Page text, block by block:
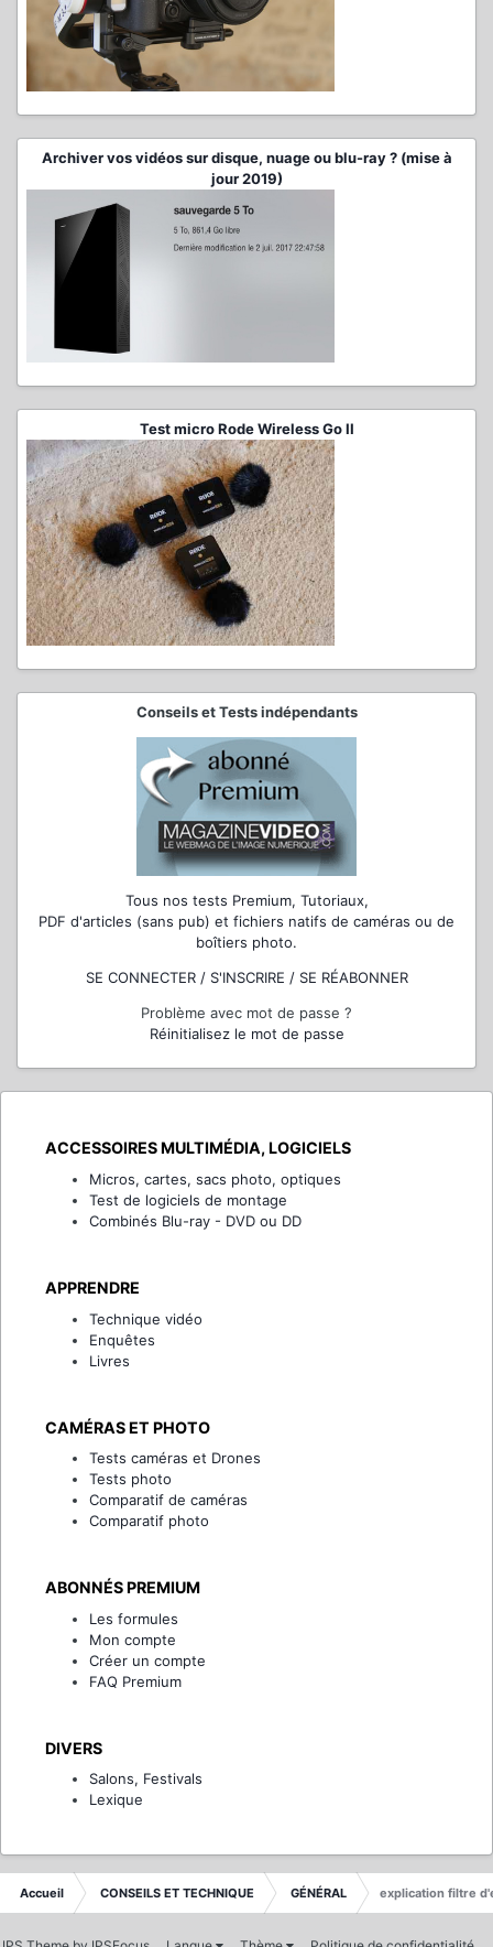
Archiver vos vidéos sur disque, nuage ou blu-ray ? (mise à
jour 2019)
Test micro Rode Wireless Go II
Conseils et Tests indépendants
Tous nos tests Premium, Tutoriaux,
PDF d'articles (sans pub) et fichiers natifs de caméras ou de
boîtiers photo.
SE CONNECTER / S'INSCRIRE / SE RÉABONNER
Problème avec mot de passe ?
Réinitialisez le mot de passe
ACCESSOIRES MULTIMÉDIA, LOGICIELS
Micros, cartes, sacs photo, optiques
Test de logiciels de montage
Combinés Blu-ray - DVD ou DD
APPRENDRE
Technique vidéo
Enquêtes
Livres
CAMÉRAS ET PHOTO
Tests caméras et Drones
Tests photo
Comparatif de caméras
Comparatif photo
ABONNÉS PREMIUM
Les formules
Mon compte
Créer un compte
FAQ Premium
DIVERS
Salons, Festivals
Lexique
Accueil CONSEILS ET TECHNIQUE GÉNÉRAL explication filtre